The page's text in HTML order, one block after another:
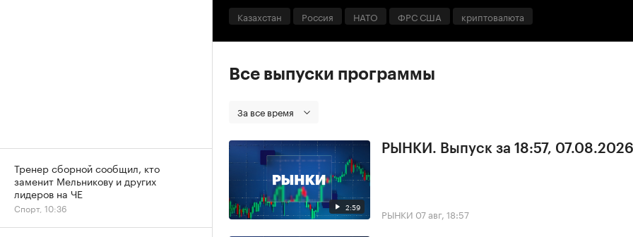
Казахстан Россия НАТО ФРС США криптовалюта
Все выпуски программы
За все время
2:59
РЫНКИ. Выпуск за 18:57, 07.08.2026
РЫНКИ 07 авг, 18:57
Тренер сборной сообщил, кто
заменит Мельникову и других
лидеров на ЧЕ
Спорт, 10:36